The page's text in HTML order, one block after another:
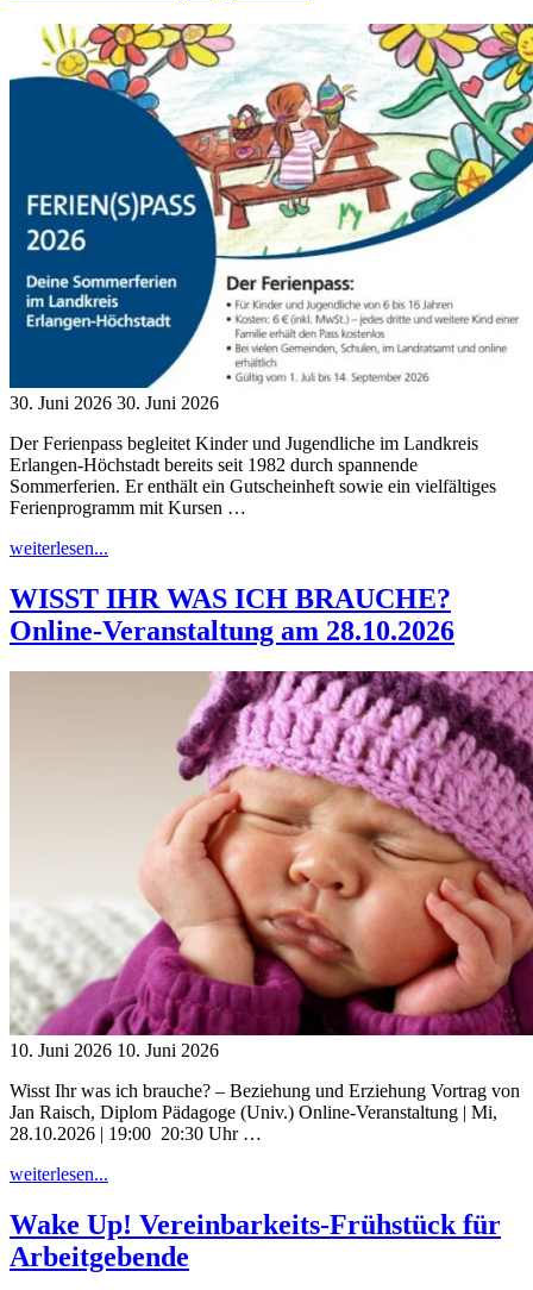
am
26.
September
von
in
Herzogenaurach!"
30. Juni 2026 30. Juni 2026
Der Ferienpass begleitet Kinder und Jugendliche im Landkreis
Erlangen-Höchstadt bereits seit 1982 durch spannende
Sommerferien. Er enthält ein Gutscheinheft sowie ein vielfältiges
Ferienprogramm mit Kursen …
weiterlesen...
ERH:
Gutscheinheft
und
Ferienprogramm"
WISST IHR WAS ICH BRAUCHE?
Online-Veranstaltung am 28.10.2026
10. Juni 2026 10. Juni 2026
Wisst Ihr was ich brauche? – Beziehung und Erziehung Vortrag von
Jan Raisch, Diplom Pädagoge (Univ.) Online-Veranstaltung | Mi,
28.10.2026 | 19:00 ­ 20:30 Uhr …
weiterlesen...
WAS
ICH
BRAUCHE?
Wake Up! Vereinbarkeits-Frühstück für
Arbeitgebende